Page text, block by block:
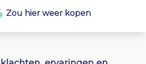
Zou hier weer kopen